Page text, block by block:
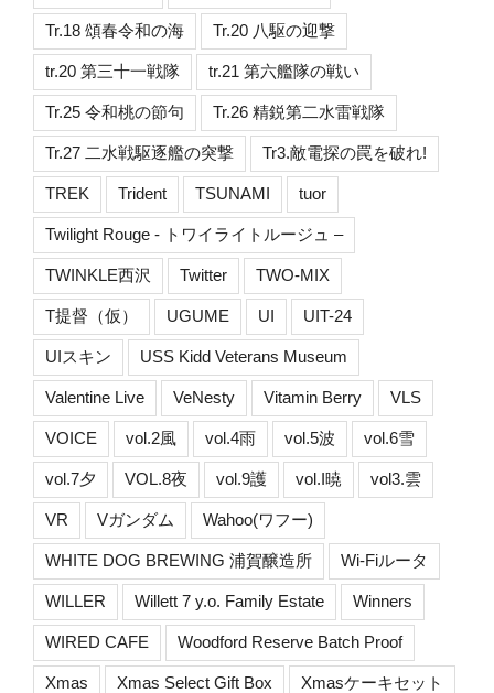
Tr.18 頌春令和の海 Tr.20 八駆の迎撃
tr.20 第三十一戦隊 tr.21 第六艦隊の戦い
Tr.25 令和桃の節句 Tr.26 精鋭第二水雷戦隊
Tr.27 二水戦駆逐艦の突撃 Tr3.敵電探の罠を破れ!
TREK Trident TSUNAMI tuor
Twilight Rouge - トワイライトルージュ –
TWINKLE西沢 Twitter TWO-MIX
T提督（仮） UGUME UI UIT-24
UIスキン USS Kidd Veterans Museum
Valentine Live VeNesty Vitamin Berry VLS
VOICE vol.2風 vol.4雨 vol.5波 vol.6雪
vol.7夕 VOL.8夜 vol.9護 vol.I暁 vol3.雲
VR Vガンダム Wahoo(ワフー)
WHITE DOG BREWING 浦賀醸造所 Wi-Fiルータ
WILLER Willett 7 y.o. Family Estate Winners
WIRED CAFE Woodford Reserve Batch Proof
Xmas Xmas Select Gift Box Xmasケーキセット